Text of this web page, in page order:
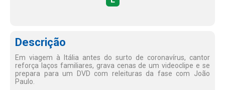
Descrição
Em viagem à Itália antes do surto de coronavírus, cantor
reforça laços familiares, grava cenas de um videoclipe e se
prepara para um DVD com releituras da fase com João
Paulo.